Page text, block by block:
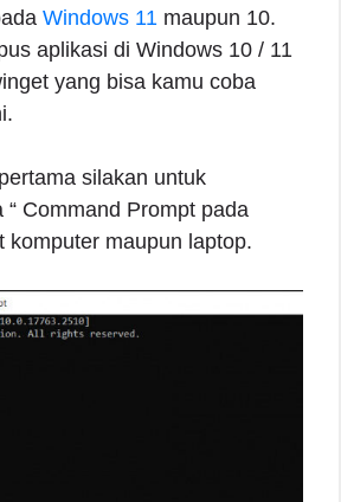
Windows 11 maupun 10.
aplikasi di Windows 10 / 11
yang bisa kamu coba
silakan untuk
“ Command Prompt pada
komputer maupun laptop.